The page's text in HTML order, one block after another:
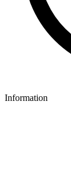
Information